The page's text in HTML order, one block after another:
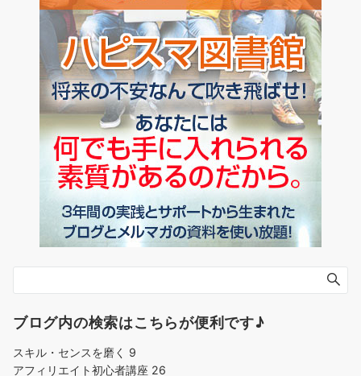
ブログ内の検索はこちらが便利です♪
スキル・センスを磨く 9
アフィリエイト初心者講座 26